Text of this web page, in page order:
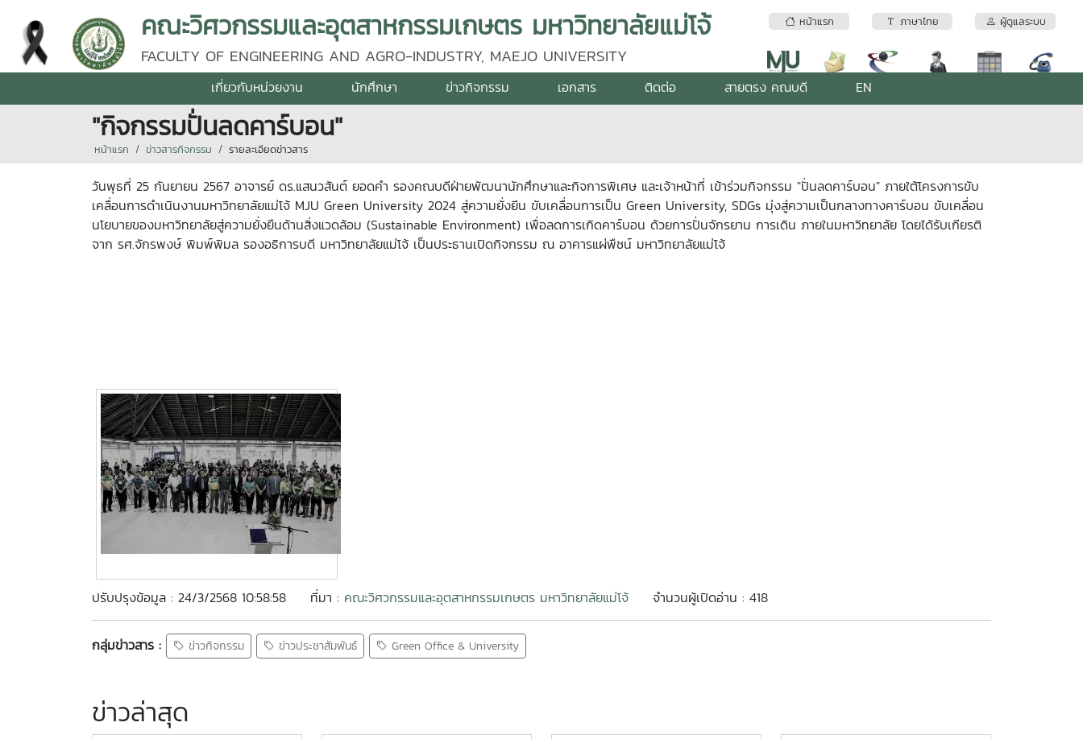
หน้าแรก ภาษาไทย ผู้ดูแลระบบ
คณะวิศวกรรมและอุตสาหกรรมเกษตร มหาวิทยาลัยแม่โจ้
FACULTY OF ENGINEERING AND AGRO-INDUSTRY, MAEJO UNIVERSITY
เกี่ยวกับหน่วยงาน นักศึกษา ข่าวกิจกรรม เอกสาร ติดต่อ สายตรง คณบดี EN
"กิจกรรมปั่นลดคาร์บอน"
หน้าแรก ข่าวสารกิจกรรม รายละเอียดข่าวสาร
วันพุธที่ 25 กันยายน 2567 อาจารย์ ดร.แสนวสันต์ ยอดคำ รองคณบดีฝ่ายพัฒนานักศึกษาและกิจการพิเศษ และเจ้าหน้าที่ เข้าร่วมกิจกรรม "ปั่นลดคาร์บอน" ภายใต้โครงการขับ
เคลื่อนการดำเนินงานมหาวิทยาลัยแม่โจ้ MJU Green University 2024 สู่ความยั่งยีน ขับเคลื่อนการเป็น Green University, SDGs มุ่งสู่ความเป็นกลางทางคาร์บอน ขับเคลื่อน
นโยบายของมหาวิทยาลัยสู่ความยั่งยืนด้านสิ่งแวดล้อม (Sustainable Environment) เพื่อลดการเกิดคาร์บอน ด้วยการปั่นจักรยาน การเดิน ภายในมหาวิทยาลัย โดยได้รับเกียรติ
จาก รศ.จักรพงษ์ พิมพ์พิมล รองอธิการบดี มหาวิทยาลัยแม่โจ้ เป็นประธานเปิดกิจกรรม ณ อาคารแผ่พืชน์ มหาวิทยาลัยแม่โจ้
ปรับปรุงข้อมูล : 24/3/2568 10:58:58 ที่มา : คณะวิศวกรรมและอุตสาหกรรมเกษตร มหาวิทยาลัยแม่โจ้ จำนวนผู้เปิดอ่าน : 418
กลุ่มข่าวสาร : ข่าวกิจกรรม ข่าวประชาสัมพันธ์ Green Office & University
ข่าวล่าสุด